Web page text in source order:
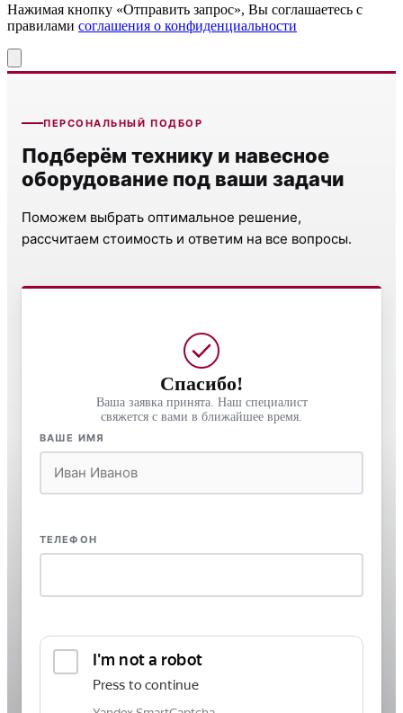
Нажимая кнопку «Отправить запрос», Вы соглашаетесь c
правилами соглашения о конфиденциальности
ПЕРСОНАЛЬНЫЙ ПОДБОР
Подберём технику и навесное
оборудование под ваши задачи
Поможем выбрать оптимальное решение,
рассчитаем стоимость и ответим на все вопросы.
Спасибо!
Ваша заявка принята. Наш специалист
свяжется с вами в ближайшее время.
ВАШЕ ИМЯ
ТЕЛЕФОН